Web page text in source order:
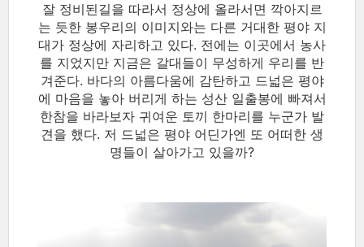
잘 정비된길을 따라서 정상에 올라서면 깍아지르
는 듯한 봉우리의 이미지와는 다른 거대한 평야 지
대가 정상에 자리하고 있다. 전에는 이곳에서 농사
를 지었지만 지금은 갈대들이 무성하게 우리를 반
겨준다. 바다의 아름다움에 감탄하고 드넓은 평야
에 마음을 놓아 버리게 하는 성산 일출봉에 빠져서
한참을 바라보자 귀여운 토끼 한마리를 누군가 발
견을 했다. 저 드넓은 평야 어딘가엔 또 어떠한 생
명들이 살아가고 있을까?